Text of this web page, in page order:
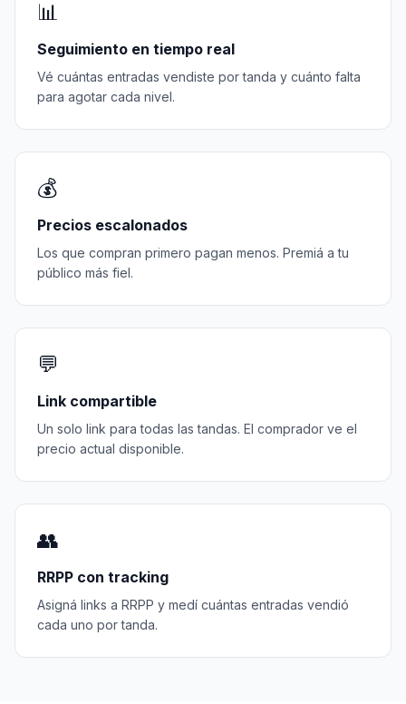
📊
Seguimiento en tiempo real
Vé cuántas entradas vendiste por tanda y cuánto falta
para agotar cada nivel.
💰
Precios escalonados
Los que compran primero pagan menos. Premiá a tu
público más fiel.
💬
Link compartible
Un solo link para todas las tandas. El comprador ve el
precio actual disponible.
👥
RRPP con tracking
Asigná links a RRPP y medí cuántas entradas vendió
cada uno por tanda.